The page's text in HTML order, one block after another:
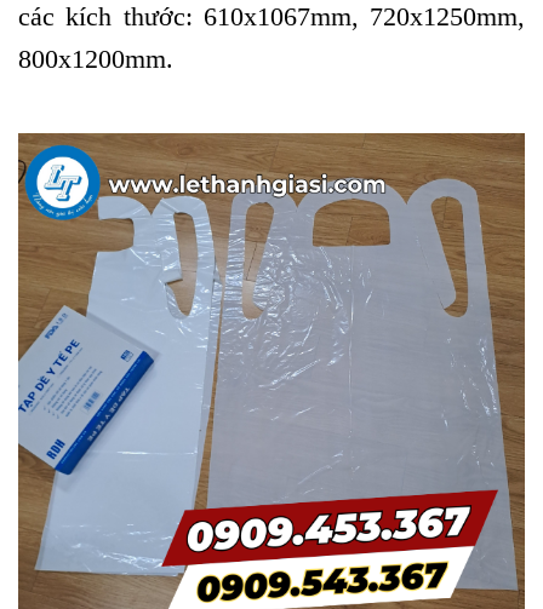
các kích thước: 610x1067mm, 720x1250mm,
800x1200mm.